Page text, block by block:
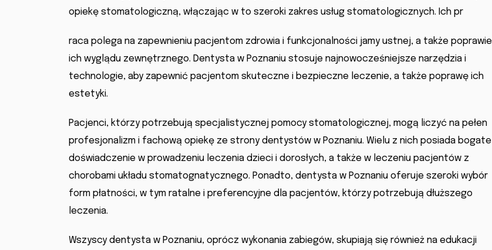
opiekę stomatologiczną, włączając w to szeroki zakres usług stomatologicznych. Ich pr
raca polega na zapewnieniu pacjentom zdrowia i funkcjonalności jamy ustnej, a także poprawie
ich wyglądu zewnętrznego. Dentysta w Poznaniu stosuje najnowocześniejsze narzędzia i
technologie, aby zapewnić pacjentom skuteczne i bezpieczne leczenie, a także poprawę ich
estetyki.
Pacjenci, którzy potrzebują specjalistycznej pomocy stomatologicznej, mogą liczyć na pełen
profesjonalizm i fachową opiekę ze strony dentystów w Poznaniu. Wielu z nich posiada bogate
doświadczenie w prowadzeniu leczenia dzieci i dorosłych, a także w leczeniu pacjentów z
chorobami układu stomatognatycznego. Ponadto, dentysta w Poznaniu oferuje szeroki wybór
form płatności, w tym ratalne i preferencyjne dla pacjentów, którzy potrzebują dłuższego
leczenia.
Wszyscy dentysta w Poznaniu, oprócz wykonania zabiegów, skupiają się również na edukacji